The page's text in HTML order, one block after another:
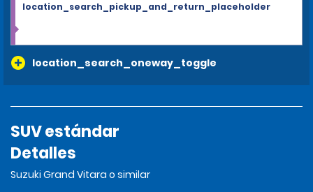
location_search_oneway_toggle
location_search_pickup_and_return_placeholder
SUV estándar
Detalles
Suzuki Grand Vitara o similar